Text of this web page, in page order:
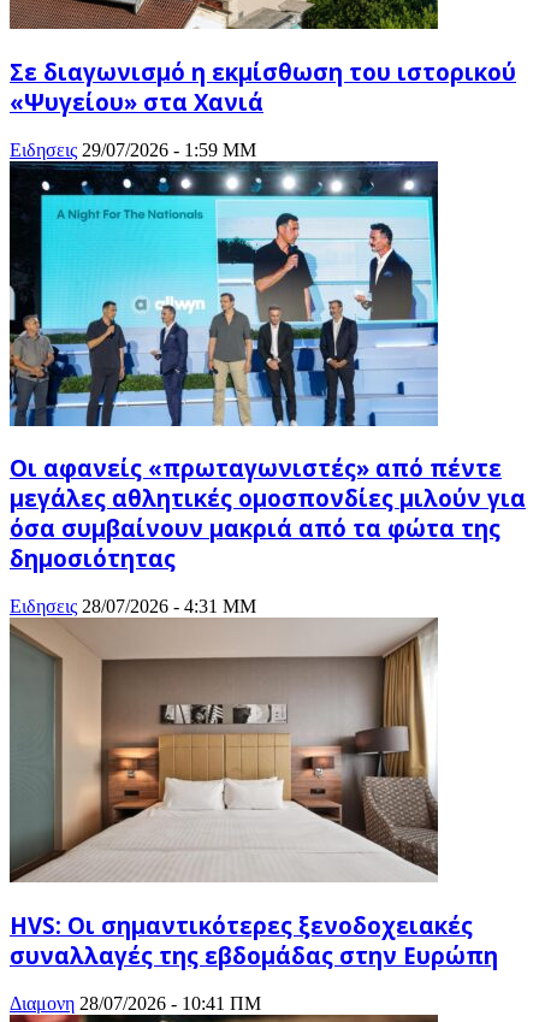
Σε διαγωνισμό η εκμίσθωση του ιστορικού
«Ψυγείου» στα Χανιά
Ειδησεις 29/07/2026 - 1:59 ΜΜ
Οι αφανείς «πρωταγωνιστές» από πέντε
μεγάλες αθλητικές ομοσπονδίες μιλούν για
όσα συμβαίνουν μακριά από τα φώτα της
δημοσιότητας
Ειδησεις 28/07/2026 - 4:31 ΜΜ
HVS: Οι σημαντικότερες ξενοδοχειακές
συναλλαγές της εβδομάδας στην Ευρώπη
Διαμονη 28/07/2026 - 10:41 ΠΜ